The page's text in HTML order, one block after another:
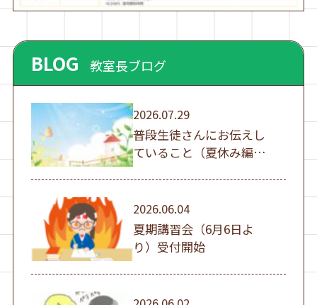
BLOG 教室長ブログ
2026.07.29
普段生徒さんにお伝えし
ていること（夏休み編
①）
2026.06.04
夏期講習会（6月6日よ
り）受付開始